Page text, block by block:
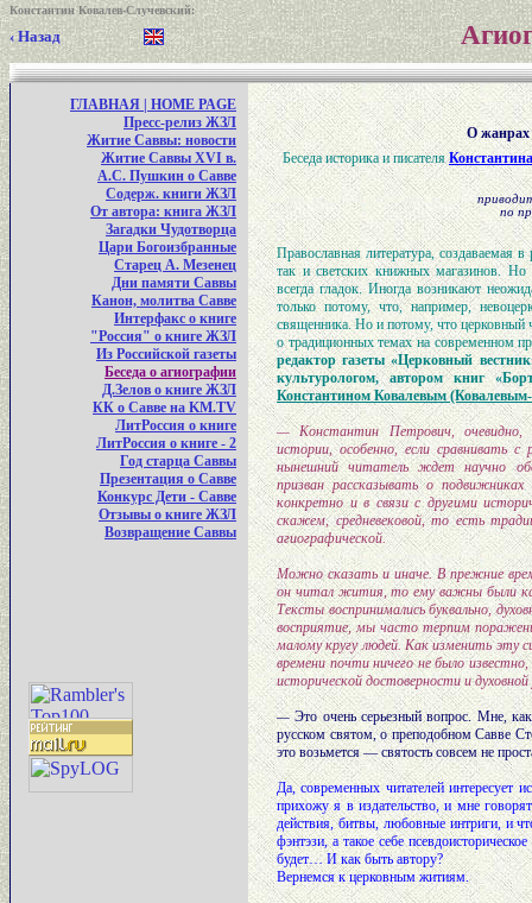
Константин Ковалев-Случевский:
‹ Назад
ГЛАВНАЯ | HOME PAGE
Пресс-релиз ЖЗЛ
Житие Саввы: новости
Житие Саввы XVI в.
А.С. Пушкин о Савве
Содерж. книги ЖЗЛ
От автора: книга ЖЗЛ
Загадки Чудотворца
Цари Богоизбранные
Старец А. Мезенец
Дни памяти Саввы
Канон, молитва Савве
Интерфакс о книге
"Россия" о книге ЖЗЛ
Из Российской газеты
Беседа о агиографии
Д.Зелов о книге ЖЗЛ
КК о Савве на KM.TV
ЛитРоссия о книге
ЛитРоссия о книге - 2
Год старца Саввы
Презентация о Савве
Конкурс Дети - Савве
Отзывы о книге ЖЗЛ
Возвращение Саввы
О жанрах
Беседа историка и писателя
по
Православная литература, создаваемая
так и светских книжных магазинов. Но
всегда гладок. Иногда возникают
только потому, что, например,
священника. Но и потому, что церковный
о традиционных темах на современном
редактор газеты «Церковный
культурологом, автором книг
Константином Ковалевым
— Константин Петрович, очевидно,
истории, особенно, если сравнивать
нынешний читатель ждет научно
призван рассказывать о
конкретно и в связи с другими
скажем, средневековой, то есть
агиографической.
Можно сказать и иначе. В прежние
он читал жития, то ему важны были
Тексты воспринимались буквально,
восприятие, мы часто терпим
малому кругу людей. Как изменить эту
времени почти ничего не было
исторической достоверности и
—Это очень серьезный вопрос. Мне,
русском святом, о преподобном Савве
это возьмется — святость совсем не
Да, современных читателей интересует
прихожу я в издательство, и мне
действия, битвы, любовные интриги, и
фэнтэзи, а такое себе
будет… И как быть автору?
Вернемся к церковным житиям.